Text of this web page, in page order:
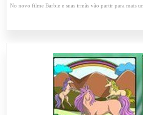
No novo filme Barbie e suas irmãs vão partir para mais